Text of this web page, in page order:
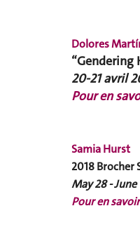
Dolores
20-21 avril
Pour en
Samia Hurst
2018
May 28 - June
Pour en